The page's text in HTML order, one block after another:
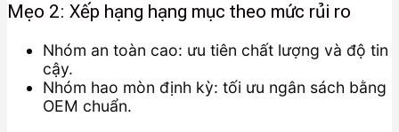
Mẹo 2: Xếp hạng hạng mục theo mức rủi ro
Nhóm an toàn cao: ưu tiên chất lượng và độ tin
cậy.
Nhóm hao mòn định kỳ: tối ưu ngân sách bằng
OEM chuẩn.